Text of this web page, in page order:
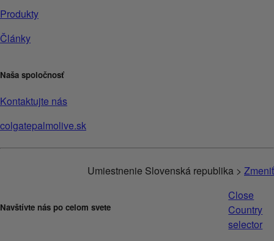
Produkty
Články
Naša spoločnosť
Kontaktujte nás
colgatepalmolive.sk
Umiestnenie Slovenská republika > Zmeniť
Navštívte nás po celom svete
Close
Country
selector